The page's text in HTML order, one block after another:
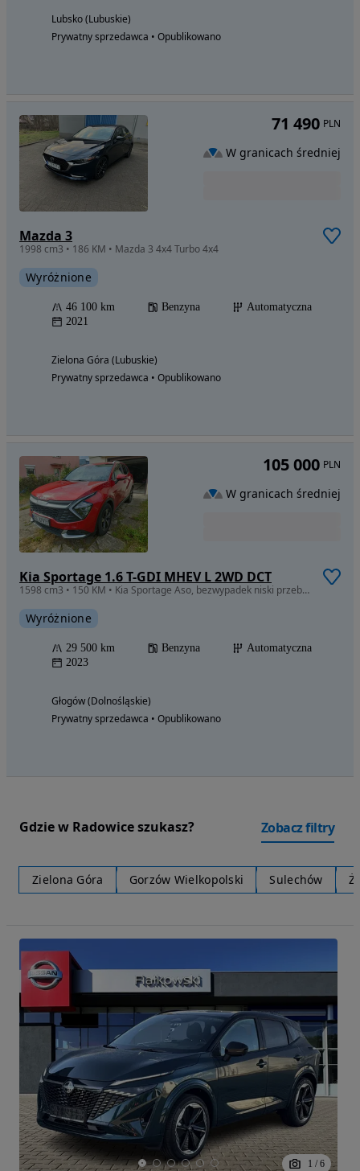
Lubsko (Lubuskie)
Prywatny sprzedawca • Opublikowano
Mazda 3
1998 cm3 • 186 KM • Mazda 3 4x4 Turbo 4x4
Wyróżnione
46 100 km Benzyna
Automatyczna
2021
Zielona Góra (Lubuskie)
Prywatny sprzedawca • Opublikowano
71 490 PLN
W granicach średniej
Kia Sportage 1.6 T-GDI MHEV L 2WD DCT
1598 cm3 • 150 KM • Kia Sportage Aso, bezwypadek niski przebieg
Wyróżnione
29 500 km Benzyna
Automatyczna
2023
Głogów (Dolnośląskie)
Prywatny sprzedawca • Opublikowano
105 000 PLN
W granicach średniej
Gdzie w Radowice szukasz? Zobacz filtry
Zielona Góra Gorzów Wielkopolski Sulechów
1 / 6